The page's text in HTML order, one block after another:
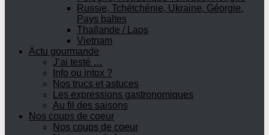
Russie, Tchétchénie, Ukraine, Géorgie,
Pays baltes
Thaïlande / Laos
Vietnam
Actu gourmande
J’ai testé …
Info ou intox ?
Nos trucs et astuces
Les expressions gastronomiques
Au fil des saisons
Nos coups de coeur
Nos coups de coeur